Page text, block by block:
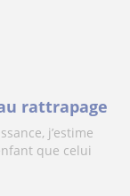
rattrapage
j’estime
que celui